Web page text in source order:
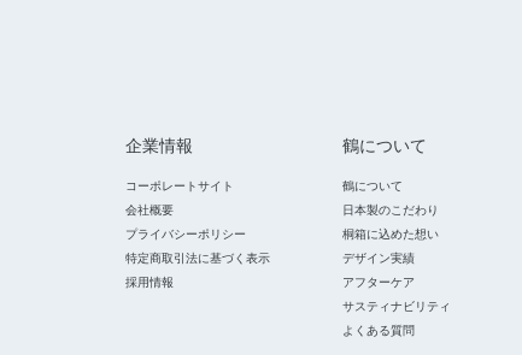
企業情報
コーポレートサイト
会社概要
プライバシーポリシー
特定商取引法に基づく表示
採用情報
鶴について
鶴について
日本製のこだわり
桐箱に込めた想い
デザイン実績
アフターケア
サスティナビリティ
よくある質問